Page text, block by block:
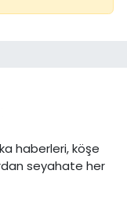
haberleri, köşe
seyahate her